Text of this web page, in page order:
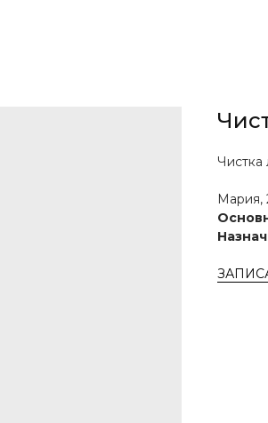
Чистка
Мария,